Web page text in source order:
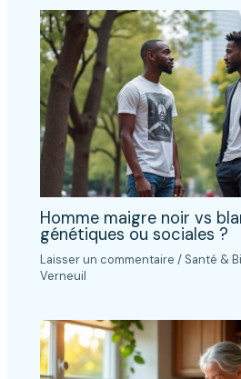
Homme maigre noir vs
génétiques ou sociales ?
Laisser un commentaire / Santé &
Verneuil